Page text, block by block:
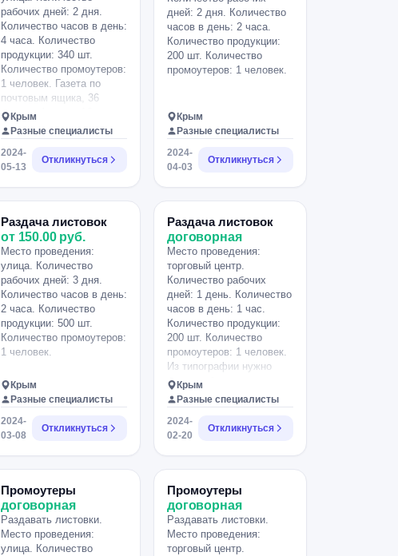
рабочих дней: 2 дня.
Количество часов в день:
4 часа. Количество
продукции: 340 шт.
Количество промоутеров:
1 человек. Газета по
почтовым ящика, 36
полос , формат А8, есть
частный сектор.
Крым
Разные специалисты
2024-
05-13
Откликнуться
дней: 2 дня. Количество
часов в день: 2 часа.
Количество продукции:
200 шт. Количество
промоутеров: 1 человек.
Крым
Разные специалисты
2024-
04-03
Откликнуться
Раздача листовок
от 150.00 руб.
Место проведения:
улица. Количество
рабочих дней: 3 дня.
Количество часов в день:
2 часа. Количество
продукции: 500 шт.
Количество промоутеров:
1 человек.
Крым
Разные специалисты
2024-
03-08
Откликнуться
Раздача листовок
договорная
Место проведения:
торговый центр.
Количество рабочих
дней: 1 день. Количество
часов в день: 1 час.
Количество продукции:
200 шт. Количество
промоутеров: 1 человек.
Из типографии нужно
будет забрать листовки,
разложить в женских
консультациях (1-2) и в
магазинах для
беременных/
новорожденных, с
листовками будет
будет отправить в мск с
трек номером (за
листовки и отправку
документа 1500).
Крым
Разные специалисты
2024-
02-20
Откликнуться
Промоутеры
договорная
Раздавать листовки.
Место проведения:
улица. Количество
Промоутеры
договорная
Раздавать листовки.
Место проведения:
торговый центр.